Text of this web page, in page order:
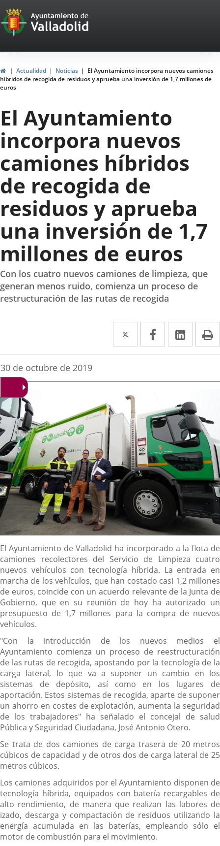
Portal
Web
del
Ayuntamiento
de
Valladolid
HomeActualidad Noticias
El Ayuntamiento incorpora nuevos camiones
híbridos de recogida de residuos y aprueba una inversión de 1,7 millones de
euros
El Ayuntamiento
incorpora nuevos
camiones híbridos
de recogida de
residuos y aprueba
una inversión de 1,7
millones de euros
Con los cuatro nuevos camiones de limpieza, que
generan menos ruido, comienza un proceso de
restructuración de las rutas de recogida
Twitter
Enlace
a
aplicación
externa.
Facebook
Enlace
a
aplicación
Enlace
a
Fecha
de
noticia
30 de octubre de 2019
Descripción
El Ayuntamiento de Valladolid ha incorporado a la flota de
camiones recolectores del Servicio de Limpieza cuatro
nuevos vehículos con tecnología híbrida. La entrada en
marcha de los vehículos, que han costado casi 1,2 millones
de euros, coincide con un acuerdo relevante de la Junta de
Gobierno, que en su reunión de hoy ha autorizado un
presupuesto de 1,7 millones para la compra de nuevos
vehículos.
"Con la introducción de los nuevos medios el
Ayuntamiento comienza un proceso de reestructuración
de las rutas de recogida, apostando por la tecnología de la
carga lateral, lo que va a suponer un cambio en los
sistemas de depósito, así como en los lugares de
aportación. Estos sistemas de recogida, aparte de suponer
un ahorro en costes de explotación, aumenta la seguridad
de los trabajadores" ha señalado el concejal de salud
Pública y Seguridad Ciudadana, José Antonio Otero.
Se trata de dos camiones de carga trasera de 20 metros
cúbicos de capacidad y de otros dos de carga lateral de 25
metros cúbicos.
Los camiones adquiridos por el Ayuntamiento disponen de
tecnología híbrida, equipados con batería recargables de
alto rendimiento, de manera que realizan las labores de
izado, descarga y compactación de residuos utilizando la
energía acumulada en las baterías, empleando sólo el
motor de combustión para el movimiento.